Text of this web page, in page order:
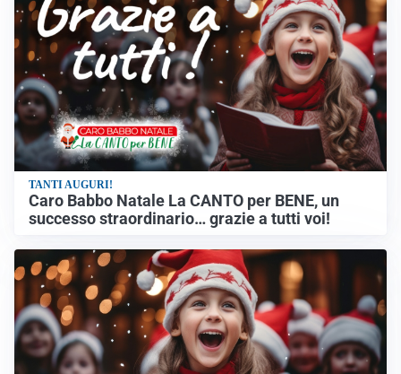
TANTI AUGURI!
Caro Babbo Natale La CANTO per BENE, un
successo straordinario… grazie a tutti voi!